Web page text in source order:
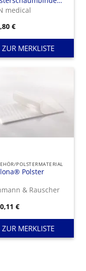
medical
€
ZUR MERKLISTE
POLSTERMATERIAL
Polster
& Rauscher
€
ZUR MERKLISTE